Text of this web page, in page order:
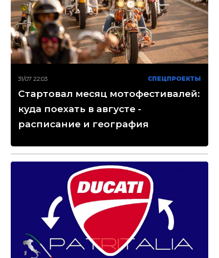
31/07 22:03 СПЕЦПРОЕКТЫ
Стартовал месяц мотофестивалей:
куда поехать в августе -
расписание и география